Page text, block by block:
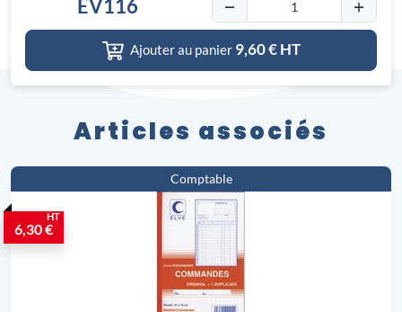
EV116
Ajouter au panier 9,60€ HT
Articles associés
Comptable
6,30 €
HT